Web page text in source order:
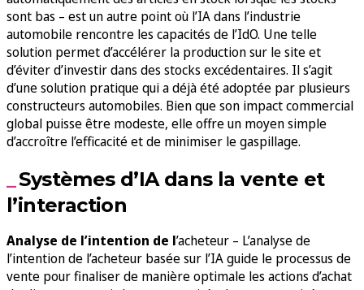
sont bas – est un autre point où l’IA dans l’industrie
automobile rencontre les capacités de l’IdO. Une telle
solution permet d’accélérer la production sur le site et
d’éviter d’investir dans des stocks excédentaires. Il s’agit
d’une solution pratique qui a déjà été adoptée par plusieurs
constructeurs automobiles. Bien que son impact commercial
global puisse être modeste, elle offre un moyen simple
d’accroître l’efficacité et de minimiser le gaspillage.
Systèmes d’IA dans la vente et
l’interaction
Analyse de l’intention de l’acheteur – L’analyse de
l’intention de l’acheteur basée sur l’IA guide le processus de
vente pour finaliser de manière optimale les actions d’achat